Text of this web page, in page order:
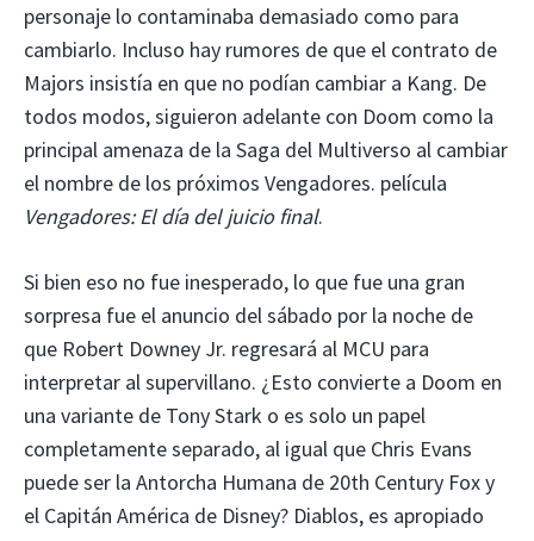
personaje lo contaminaba demasiado como para
cambiarlo. Incluso hay rumores de que el contrato de
Majors insistía en que no podían cambiar a Kang. De
todos modos, siguieron adelante con Doom como la
principal amenaza de la Saga del Multiverso al cambiar
el nombre de los próximos Vengadores. película
Vengadores: El día del juicio final.
Si bien eso no fue inesperado, lo que fue una gran
sorpresa fue el anuncio del sábado por la noche de
que Robert Downey Jr. regresará al MCU para
interpretar al supervillano. ¿Esto convierte a Doom en
una variante de Tony Stark o es solo un papel
completamente separado, al igual que Chris Evans
puede ser la Antorcha Humana de 20th Century Fox y
el Capitán América de Disney? Diablos, es apropiado